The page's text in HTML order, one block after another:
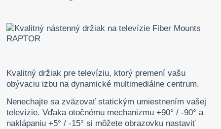
Kvalitný držiak pre televíziu, ktorý premení vašu
obývaciu izbu na dynamické multimediálne centrum.
Nenechajte sa zväzovať statickým umiestnením vašej
televízie. Vďaka otočnému mechanizmu +90° / -90° a
naklápaniu +5° / -15° si môžete obrazovku nastaviť